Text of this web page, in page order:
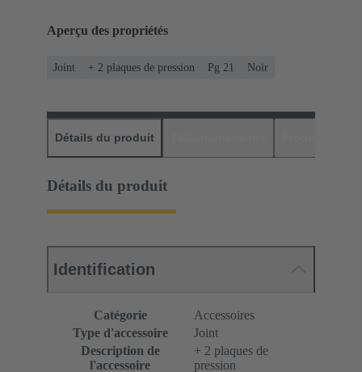
Aperçu des propriétés
Joint + 2 plaques de pression Pg 21 Noir
Détails du produit
Détails du produit
Identification
Catégorie
Accessoires
Type d'accessoire
Joint
Description de
l'accessoire
+ 2 plaques de
pression